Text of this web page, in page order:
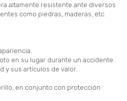
altamente resistente ante diversos
como piedras, maderas, etc.
en su lugar durante un accidente.
y sus artículos de valor.
en conjunto con protección